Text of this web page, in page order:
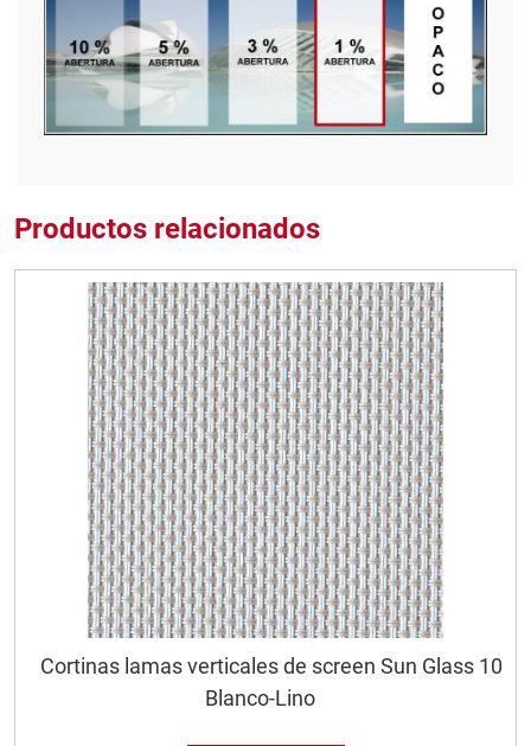
Productos relacionados
Cortinas lamas verticales de screen Sun Glass 10
Blanco-Lino